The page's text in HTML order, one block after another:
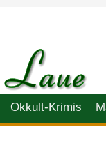
Okkult-Krimis